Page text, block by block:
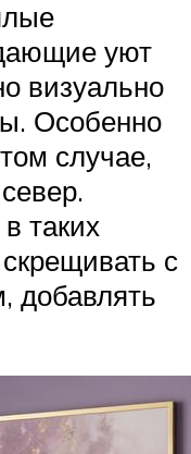
уют
визуально
Особенно
случае,
таких
с
добавлять